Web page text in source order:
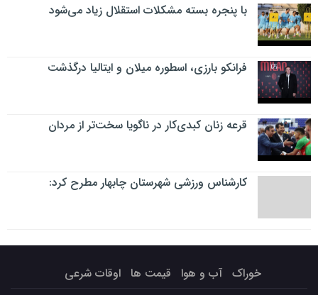
با پنجره بسته مشکلات استقلال زیاد می‌شود
فرانکو بارزی، اسطوره میلان و ایتالیا درگذشت
قرعه زنان کبدی‌کار در ناگویا سخت‌تر از مردان
کارشناس ورزشی شهرستان چابهار مطرح کرد:
خوراک آب و هوا قیمت ها اوقات شرعی